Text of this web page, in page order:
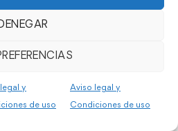
y
de uso
Aviso legal y
Condiciones de uso
LA APP
de Labritja, ponte en